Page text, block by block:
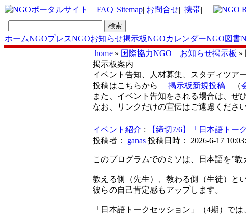
| FAQ| Sitemap| お問合せ| 携帯|
ホームNGOプレスNGOお知らせ掲示板NGOカレンダーNGO図書
home » 国際協力NGO お知らせ掲示板 »
掲示板案内
イベント告知、人材募集、スタディツ
投稿はこちらから 掲示板新規投稿 （
また、イベント告知をされる場合は、ぜ
なお、リンクだけの宣伝はご遠慮ください
イベント紹介 :
【締切7/6】「日本語ト
投稿者： ganas 投稿日時： 2026-6-17
このプログラムでのミソは、日本語を”教
教える側（先生）、教わる側（生徒）と
彼らの自己肯定感もアップします。
「日本語トークセッション」（4期）で